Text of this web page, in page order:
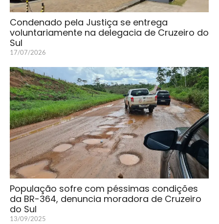
Condenado pela Justiça se entrega
voluntariamente na delegacia de Cruzeiro do
Sul
17/07/2026
População sofre com péssimas condições
da BR-364, denuncia moradora de Cruzeiro
do Sul
13/09/2025